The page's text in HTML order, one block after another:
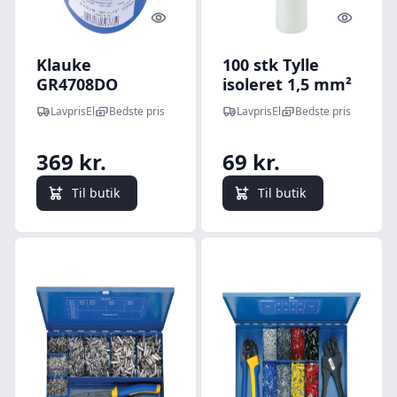
Quick look
Klauke
GR4708DO
sortimentskasse,
isolerede
mm²
LavprisEl Bedste pris
369 kr.
Til butik
Quick
100 stk Tylle
isoleret 1,5 mm²
hvid
LavprisEl Bedste pris
69 kr.
Til butik